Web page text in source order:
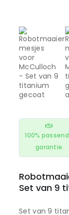
100%
garantie
Set van 9
Set van 9